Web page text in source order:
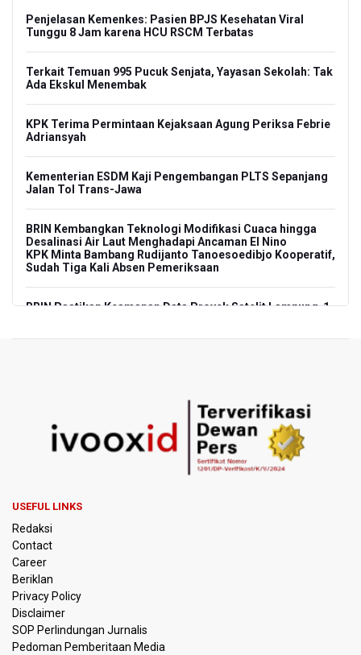
Penjelasan Kemenkes: Pasien BPJS Kesehatan Viral
Tunggu 8 Jam karena HCU RSCM Terbatas
Terkait Temuan 995 Pucuk Senjata, Yayasan Sekolah: Tak
Ada Ekskul Menembak
KPK Terima Permintaan Kejaksaan Agung Periksa Febrie
Adriansyah
Kementerian ESDM Kaji Pengembangan PLTS Sepanjang
Jalan Tol Trans-Jawa
BRIN Kembangkan Teknologi Modifikasi Cuaca hingga
Desalinasi Air Laut Menghadapi Ancaman El Nino
KPK Minta Bambang Rudijanto Tanoesoedibjo Kooperatif,
Sudah Tiga Kali Absen Pemeriksaan
BRIN Pastikan Keamanan Data Proyek Satelit Lampung-1
Kuasa Hukum Klaim 995 Airsoft Gun di Sekolah Swasta
Jaksel Berizin, Bantah Kepemilikan Senjata Api dan
Narkoba
Menperin Sebut Insentif Kendaraan Listrik untuk Produk
Lawan Persib Bandung
Dari Literasi Teks ke Literasi Multimodal
Kemenag Terbitkan 40 Buku Digital Pendidikan Agama
USEFUL LINKS
Redaksi
Contact
Career
Beriklan
Privacy Policy
Disclaimer
SOP Perlindungan Jurnalis
Pedoman Pemberitaan Media